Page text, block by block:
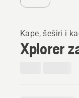
Kape, šeširi i
Xplorer